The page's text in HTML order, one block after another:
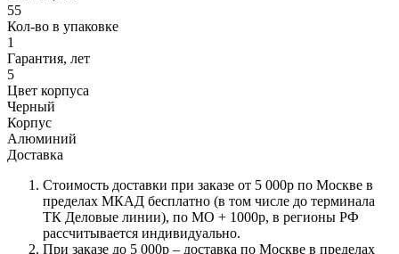
55
Кол-во в упаковке
1
Гарантия, лет
5
Цвет корпуса
Черный
Корпус
Алюминий
Доставка
Стоимость доставки при заказе от 5 000р по Москве в
пределах МКАД бесплатно (в том числе до терминала
ТК Деловые линии), по МО + 1000р, в регионы РФ
рассчитывается индивидуально.
При заказе до 5 000р – доставка по Москве в пределах